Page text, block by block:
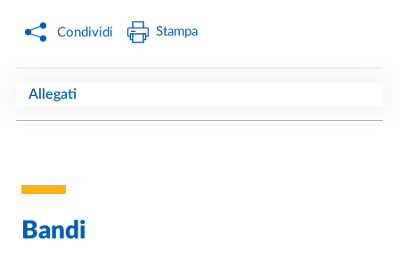
Condividi Stampa
Allegati
Bandi